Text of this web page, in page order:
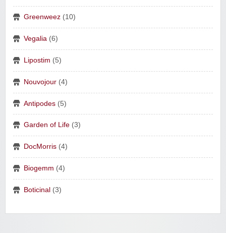
Greenweez (10)
Vegalia (6)
Lipostim (5)
Nouvojour (4)
Antipodes (5)
Garden of Life (3)
DocMorris (4)
Biogemm (4)
Boticinal (3)